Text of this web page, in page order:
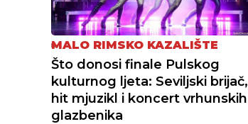
MALO RIMSKO KAZALIŠTE
Što donosi finale Pulskog
kulturnog ljeta: Seviljski brijač,
hit mjuzikl i koncert vrhunskih
glazbenika